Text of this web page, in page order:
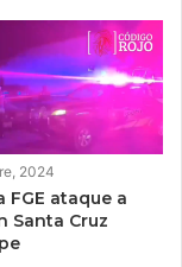
2024
FGE ataque a
Santa Cruz